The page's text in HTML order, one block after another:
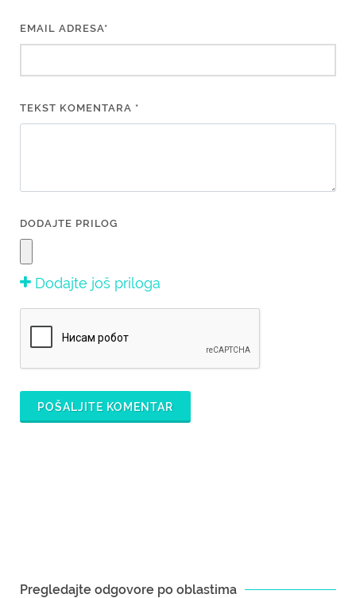
EMAIL ADRESA*
TEKST KOMENTARA *
DODAJTE PRILOG
Dodajte još priloga
POŠALJITE KOMENTAR
Pregledajte odgovore po oblastima